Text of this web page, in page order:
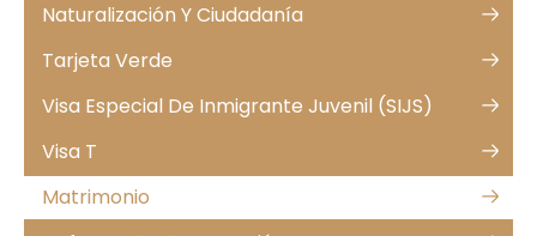
Naturalización Y Ciudadanía
Tarjeta Verde
Visa Especial De Inmigrante Juvenil (SIJS)
Visa T
Matrimonio